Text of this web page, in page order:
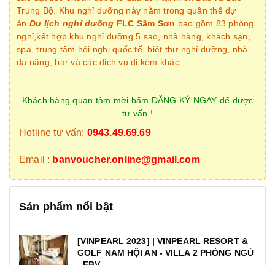
Trung Bộ. Khu nghỉ dưỡng này nằm trong quần thể dự
án Du lịch nghỉ dưỡng FLC Sầm Sơn bao gồm 83 phòng
nghỉ,kết hợp khu nghỉ dưỡng 5 sao, nhà hàng, khách sạn,
spa, trung tâm hội nghị quốc tế, biệt thự nghỉ dưỡng, nhà
đa năng, bar và các dịch vụ đi kèm khác.
Khách hàng quan tâm mời bấm ĐĂNG KÝ NGAY để được
tư vấn !
Hotline tư vấn: 0943.49.69.69
Email : banvoucher.online@gmail.com
Sản phẩm nổi bật
[VINPEARL 2023] | VINPEARL RESORT &
GOLF NAM HỘI AN - VILLA 2 PHÒNG NGỦ